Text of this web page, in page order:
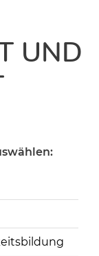
UND